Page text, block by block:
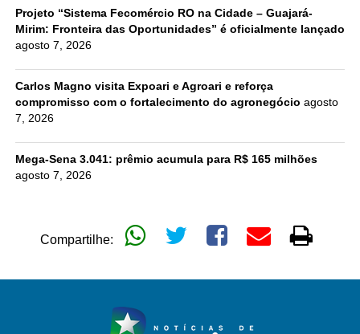
Projeto “Sistema Fecomércio RO na Cidade – Guajará-
Mirim: Fronteira das Oportunidades” é oficialmente lançado
agosto 7, 2026
Carlos Magno visita Expoari e Agroari e reforça
compromisso com o fortalecimento do agronegócio agosto
7, 2026
Mega-Sena 3.041: prêmio acumula para R$ 165 milhões
agosto 7, 2026
Compartilhe: